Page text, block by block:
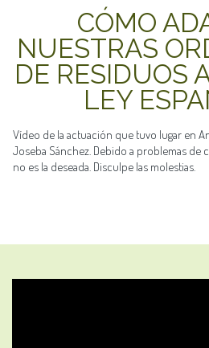
CÓMO
NUESTRAS
DE RESIDUOS
LEY
Vídeo de la actuación que tuvo lugar en
Joseba Sánchez. Debido a problemas de
no es la deseada. Disculpe las molestias.